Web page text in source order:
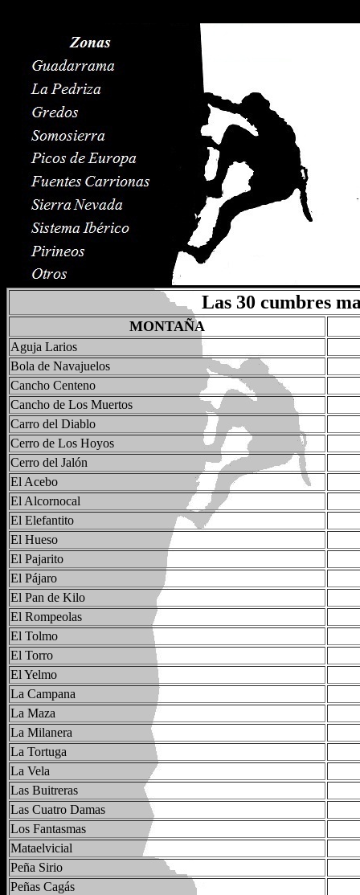
Las 30 cumbres
MONTAÑA
Aguja Larios
Bola de Navajuelos
Cancho Centeno
Cancho de Los Muertos
Carro del Diablo
Cerro de Los Hoyos
Cerro del Jalón
El Acebo
El Alcornocal
El Elefantito
El Hueso
El Pajarito
El Pájaro
El Pan de Kilo
El Rompeolas
El Tolmo
El Torro
El Yelmo
La Campana
La Maza
La Milanera
La Tortuga
La Vela
Las Buitreras
Las Cuatro Damas
Los Fantasmas
Mataelvicial
Peña Sirio
Peñas Cagás